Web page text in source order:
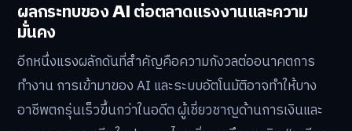
ผลกระทบของ AI ต่อตลาดแรงงานและความ
มั่นคง
อีกหนึ่งแรงผลักดันที่สำคัญคือความกังวลต่ออนาคตการ
ทำงาน การเข้ามาของ AI และระบบอัตโนมัติอาจทำให้บาง
อาชีพตกรุ่นเร็วขึ้นกว่าในอดีต ผู้เชี่ยวชาญด้านการเงินและ